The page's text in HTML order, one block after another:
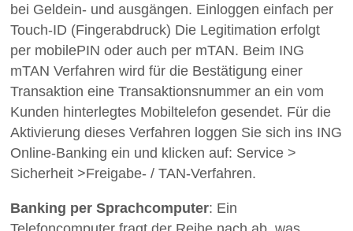
bei Geldein- und ausgängen. Einloggen einfach per
Touch-ID (Fingerabdruck) Die Legitimation erfolgt
per mobilePIN oder auch per mTAN. Beim ING
mTAN Verfahren wird für die Bestätigung einer
Transaktion eine Transaktionsnummer an ein vom
Kunden hinterlegtes Mobiltelefon gesendet. Für die
Aktivierung dieses Verfahren loggen Sie sich ins ING
Online-Banking ein und klicken auf: Service >
Sicherheit >Freigabe- / TAN-Verfahren.
Banking per Sprachcomputer: Ein